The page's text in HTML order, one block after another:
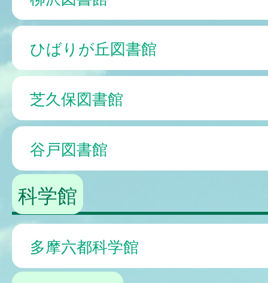
ひばりが丘図書館
芝久保図書館
谷戸図書館
科学館
多摩六都科学館